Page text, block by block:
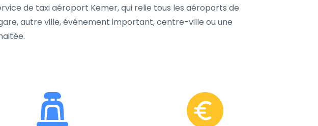
de taxi aéroport Kemer, qui relie tous les aéroports de
autre ville, événement important, centre-ville ou une